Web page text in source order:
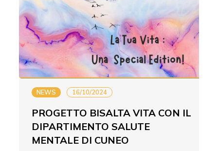
NEWS 16/10/2024
PROGETTO BISALTA VITA CON IL
DIPARTIMENTO SALUTE
MENTALE DI CUNEO